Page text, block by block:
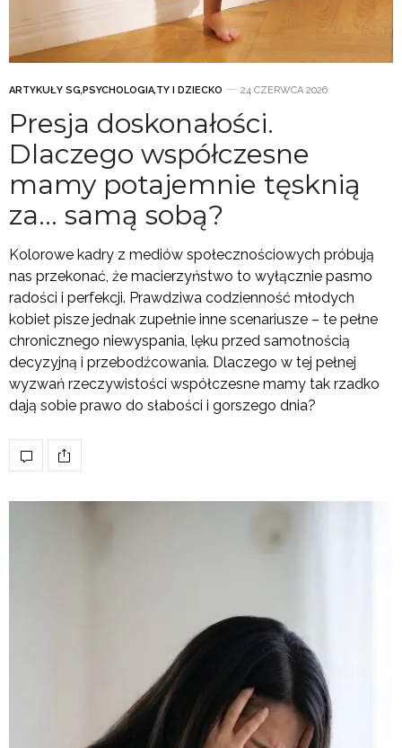
ARTYKUŁY SG,PSYCHOLOGIA,TY I DZIECKO 24 CZERWCA 2026
Presja doskonałości.
Dlaczego współczesne
mamy potajemnie tęsknią
za… samą sobą?
Kolorowe kadry z mediów społecznościowych próbują
nas przekonać, że macierzyństwo to wyłącznie pasmo
radości i perfekcji. Prawdziwa codzienność młodych
kobiet pisze jednak zupełnie inne scenariusze – te pełne
chronicznego niewyspania, lęku przed samotnością
decyzyjną i przebodźcowania. Dlaczego w tej pełnej
wyzwań rzeczywistości współczesne mamy tak rzadko
dają sobie prawo do słabości i gorszego dnia?